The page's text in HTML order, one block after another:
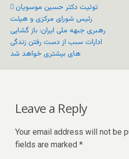
توئیت دکتر حسین موسویان
رئیس شورای مرکزی و هیئت
رهبری جبهه ملی ایران: باز گشایى
ادارات سبب از دست رفتن زندگى
هاى بیشترى خواهد شد
Leave a Reply
Your email address will not be
fields are marked *